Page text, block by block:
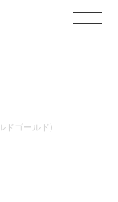
ドゴールド)